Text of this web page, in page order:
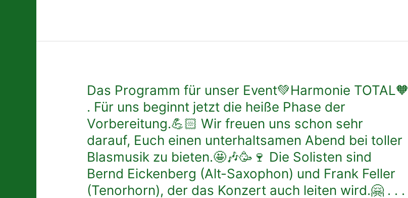
#geschenk
#immerdabei
🤩
👌🏻
Anschließenden
Party
Alpenblech
🥳
.
Die
Karten
Das Programm für unser Event💚Harmonie TOTAL🧡
. Für uns beginnt jetzt die heiße Phase der
Vorbereitung.💪🏻 Wir freuen uns schon sehr
darauf, Euch einen unterhaltsamen Abend bei toller
Blasmusik zu bieten.🤩🎶🥳🍷 Die Solisten sind
Bernd Eickenberg (Alt-Saxophon) und Frank Feller
(Tenorhorn), der das Konzert auch leiten wird.🤗 . . .
Das
Programm
für
unser
Event
💚
Harmonie
TOTAL
🧡